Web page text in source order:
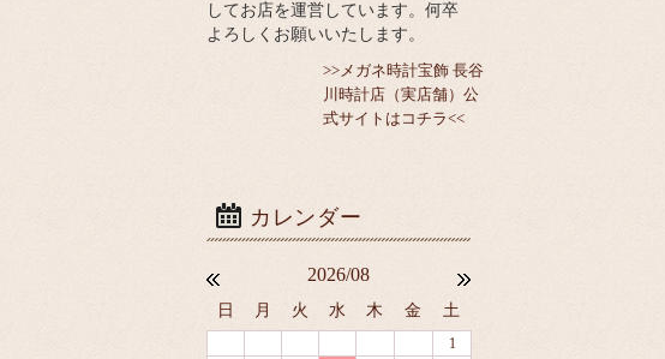
してお店を運営しています。何卒
よろしくお願いいたします。
>>メガネ時計宝飾 長谷
川時計店（実店舗）公
式サイトはコチラ<<
2026/08
日 月 火 水 木 金 土
1